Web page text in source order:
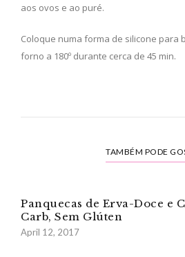
aos ovos e ao puré.
Coloque numa forma de silicone para
forno a 180º durante cerca de 45 min.
TAMBÉM PODE
Panquecas de Erva-Doce e
Carb, Sem Glúten
April 12, 2017